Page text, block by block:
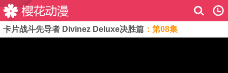
卡片战斗先导者 Divinez Deluxe决胜篇 ：第08集